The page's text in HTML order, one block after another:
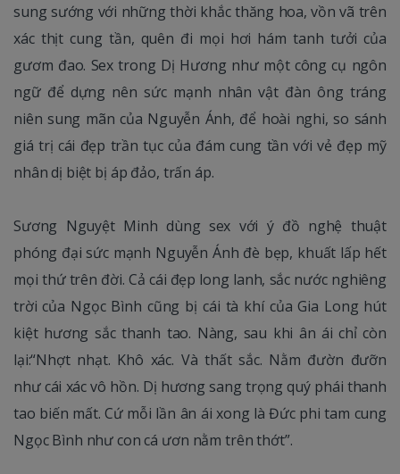
sung sướng với những thời khắc thăng hoa, vồn vã trên
xác thịt cung tần, quên đi mọi hơi hám tanh tưởi của
gươm đao. Sex trong Dị Hương như một công cụ ngôn
ngữ để dựng nên sức mạnh nhân vật đàn ông tráng
niên sung mãn của Nguyễn Ánh, để hoài nghi, so sánh
giá trị cái đẹp trần tục của đám cung tần với vẻ đẹp mỹ
nhân dị biệt bị áp đảo, trấn áp.
Sương Nguyệt Minh dùng sex với ý đồ nghệ thuật
phóng đại sức mạnh Nguyễn Ánh đè bẹp, khuất lấp hết
mọi thứ trên đời. Cả cái đẹp long lanh, sắc nước nghiêng
trời của Ngọc Bình cũng bị cái tà khí của Gia Long hút
kiệt hương sắc thanh tao. Nàng, sau khi ân ái chỉ còn
lại:“Nhợt nhạt. Khô xác. Và thất sắc. Nằm đườn đưỡn
như cái xác vô hồn. Dị hương sang trọng quý phái thanh
tao biến mất. Cứ mỗi lần ân ái xong là Đức phi tam cung
Ngọc Bình như con cá ươn nằm trên thớt”.